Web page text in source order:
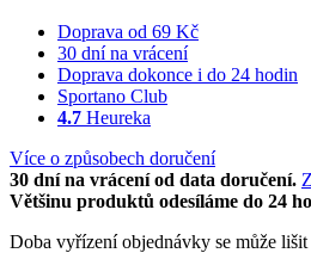
Doprava od 69 Kč
30 dní na vrácení
Doprava dokonce i do 24 hodin
Sportano Club
4.7 Heureka
Více o způsobech doručení
30 dní na vrácení od data doručení.
Většinu produktů odesíláme do 24
Doba vyřízení objednávky se může